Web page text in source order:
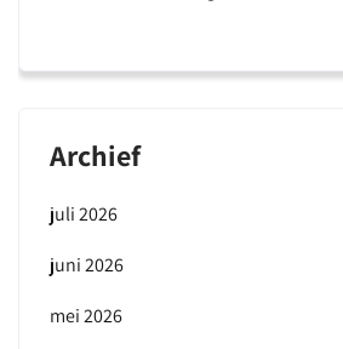
Archief
juli 2026
juni 2026
mei 2026